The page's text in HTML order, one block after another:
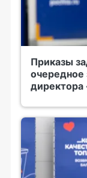
Приказы
очередное
директора